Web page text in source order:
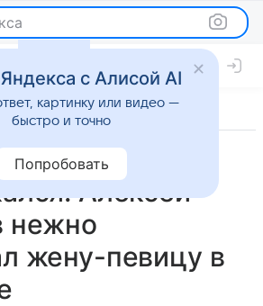
жизнь
Алексей
нежно
жену-певицу в
с Алисой AI
картинку или видео —
быстро и точно
Попробовать